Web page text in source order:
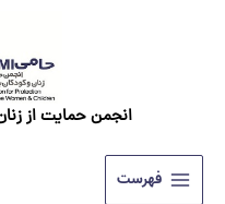
انجمن حمایت از
فهرست